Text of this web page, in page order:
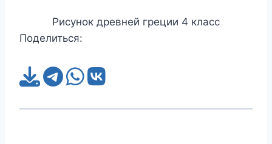
Рисунок древней греции 4 класс
Поделиться: